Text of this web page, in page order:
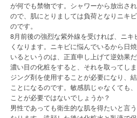
が何でも禁物です。シャワーから放出さ
ので、肌にとりましては負荷となりニキ
のです。
8月前後の強烈な紫外線を受ければ、ニ
くなります。ニキビに悩んでいるから日
いるというのは、正直申し上げて逆効果
濃い目の化粧をすると、それを取ってし
ジング剤を使用することが必要になり、
ことになるのです。敏感肌じゃなくても
ことが必要ではないでしょうか？
男性であっても衛生的な肌を得たいと言